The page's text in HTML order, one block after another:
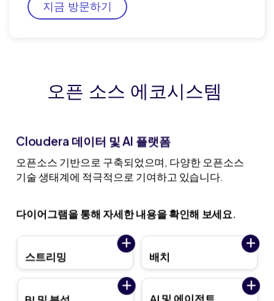
지금 방문하기
오픈 소스 에코시스템